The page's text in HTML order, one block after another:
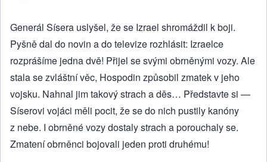
Generál Sísera uslyšel, že se Izrael shromáždil k boji.
Pyšně dal do novin a do televize rozhlásit: Izraelce
rozprášíme jedna dvě! Přijel se svými obrněnými vozy. Ale
stala se zvláštní věc, Hospodin způsobil zmatek v jeho
vojsku. Nahnal jim takový strach a děs… Představte si —
Síserovi vojáci měli pocit, že se do nich pustily kanóny
z nebe. I obrněné vozy dostaly strach a porouchaly se.
Zmatení obrněnci bojovali jeden proti druhému!